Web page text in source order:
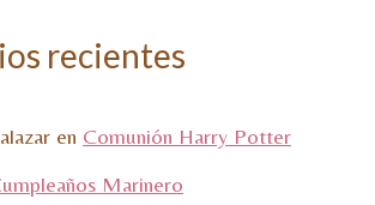
recientes
en Comunión Harry Potter
Marinero